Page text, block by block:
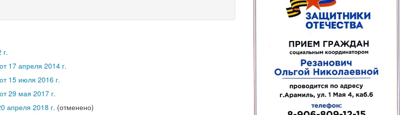
17 апреля 2014 г.
15 июля 2016 г.
29 мая 2017 г.
апреля 2018 г. (отменено)